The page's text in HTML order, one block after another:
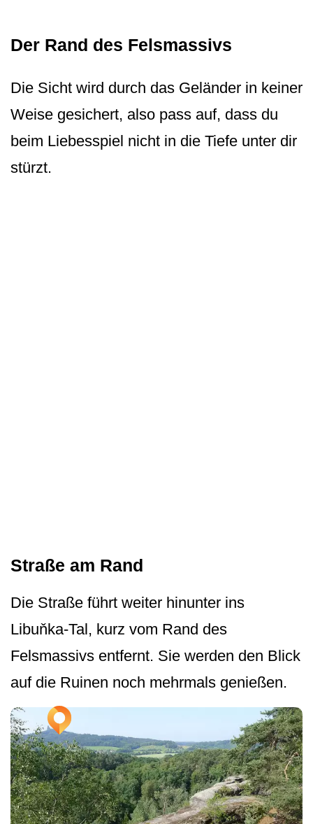
Der Rand des Felsmassivs
Die Sicht wird durch das Geländer in keiner
Weise gesichert, also pass auf, dass du
beim Liebesspiel nicht in die Tiefe unter dir
stürzt.
Straße am Rand
Die Straße führt weiter hinunter ins
Libuňka-Tal, kurz vom Rand des
Felsmassivs entfernt. Sie werden den Blick
auf die Ruinen noch mehrmals genießen.